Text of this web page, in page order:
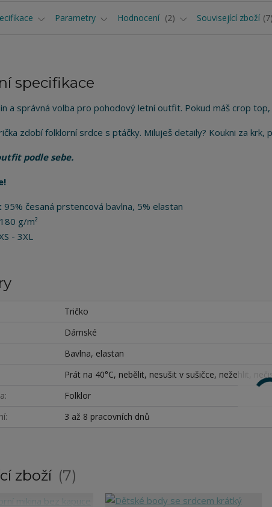
Parametry Hodnocení 2 Související zboží 7
specifikace
a správná volba pro pohodový letní outfit. Pokud máš crop
zdobí folklorní srdce s ptáčky. Miluješ detaily? Koukni za krk,
podle sebe.
95% česaná prstencová bavlna, 5% elastan
180 g/m²
- 3XL
Tričko
Dámské
Bavlna, elastan
Prát na 40°C, nebělit, nesušit v sušičce, nežehlit,
Folklor
3 až 8 pracovních dnů
zboží 7